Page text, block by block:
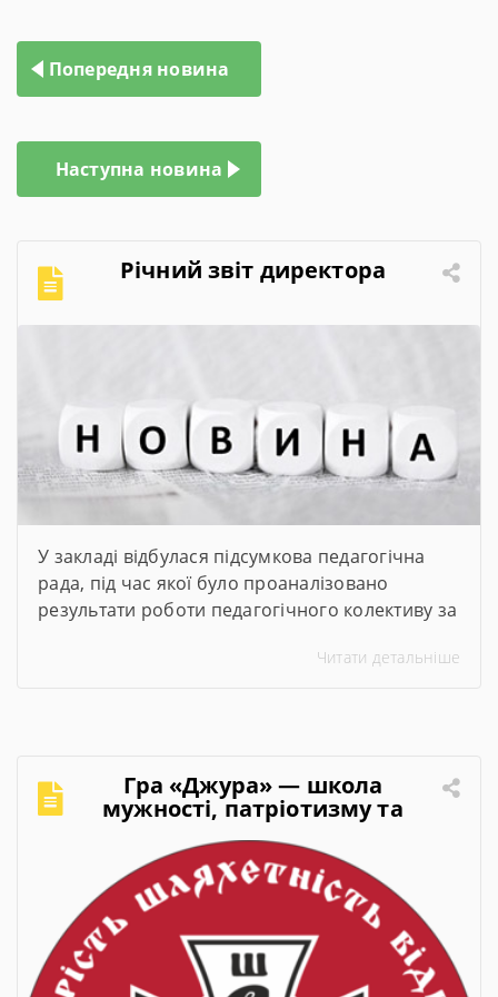
Навігація
записів
Попередня новина
Наступна новина
Річний звіт директора
У закладі відбулася підсумкова педагогічна
рада, під час якої було проаналізовано
результати роботи педагогічного колективу за
представив підсумки навчального року,
Читати детальніше
Гра «Джура» — школа
мужності, патріотизму та
лідерства